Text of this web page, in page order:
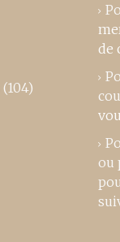
(104)
de
ou